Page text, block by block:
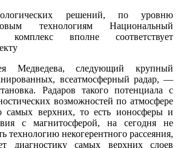
решений, по уровню
технологиям Национальный
комплекс вполне соответствует
Медведева, следующий крупный
всеатмосферный радар, —
Радаров такого потенциала с
возможностей по атмосфере
самых верхних, то есть ионосферы и
с магнитосферой, на сегодня не
технологию некогерентного рассеяния,
диагностику самых верхних слоев